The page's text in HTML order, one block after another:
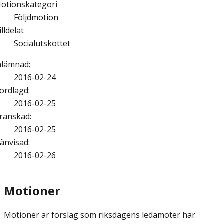
Följdmotion
Socialutskottet
:
2016-02-24
:
2016-02-25
:
2016-02-25
:
2016-02-26
Motioner
Motioner är förslag som riksdagens ledamöter har